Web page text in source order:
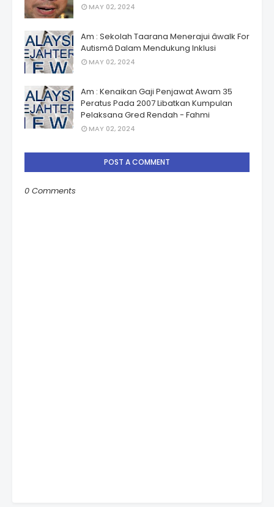
MAY 02, 2024
Am : Sekolah Taarana Menerajui âwalk For
Autismâ Dalam Mendukung Inklusi
MAY 02, 2024
Am : Kenaikan Gaji Penjawat Awam 35
Peratus Pada 2007 Libatkan Kumpulan
Pelaksana Gred Rendah - Fahmi
MAY 02, 2024
POST A COMMENT
0 Comments